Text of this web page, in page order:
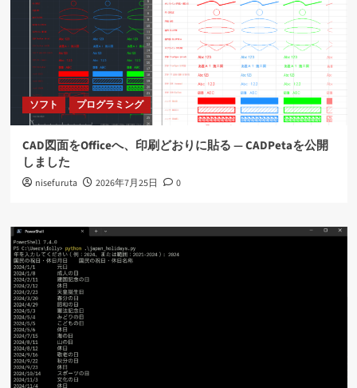
ソフト プログラミング
CAD図面をOfficeへ、印刷どおりに貼る ― CADPetaを公開
しました
nisefuruta 2026年7月25日 0